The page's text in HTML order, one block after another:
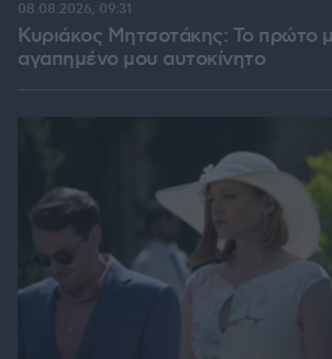
Κυριάκος Μητσοτάκης: Το πρώτο
αγαπημένο μου αυτοκίνητο
08.08.2026, 09:31